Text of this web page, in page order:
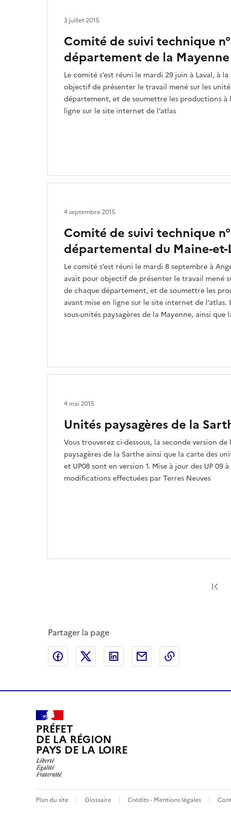
Comité de suivi technique
département de la Mayenne
Le comité s’est réuni le mardi 29 juin à Laval, à
objectif de présenter le travail mené sur les
département, et de soumettre les productions à
ligne sur le site internet de l’atlas
3 juillet 2015
Comité de suivi technique
départemental du Maine-et-
Le comité s’est réuni le mardi 8 septembre à
avait pour objectif de présenter le travail mené
de chaque département, et de soumettre les
avant mise en ligne sur le site internet de l’atlas.
sous-unités paysagères de la Mayenne, ainsi que
4 septembre 2015
Unités paysagères de la
Vous trouverez ci-dessous, la seconde version
paysagères de la Sarthe ainsi que la carte des
et UP08 sont en version 1. Mise à jour des UP 09
modifications effectuées par Terres Neuves
4 mai 2015
Partager la page
Partager sur Facebook
Partager sur XPartager sur LinkedIn
Partager par email
PRÉFET
DE LA RÉGION
PAYS DE LA LOIRE
Plan du site Glossaire Crédits - Mentions légales